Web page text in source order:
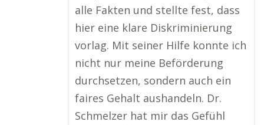
alle Fakten und stellte fest, dass
hier eine klare Diskriminierung
vorlag. Mit seiner Hilfe konnte ich
nicht nur meine Beförderung
durchsetzen, sondern auch ein
faires Gehalt aushandeln. Dr.
Schmelzer hat mir das Gefühl